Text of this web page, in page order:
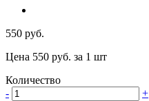
550 руб.
Цена 550 руб. за 1 шт
Количество
-
+